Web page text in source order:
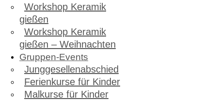
Workshop Keramik
gießen
Workshop Keramik
gießen – Weihnachten
Gruppen-Events
Junggesellenabschied
Ferienkurse für Kinder
Malkurse für Kinder